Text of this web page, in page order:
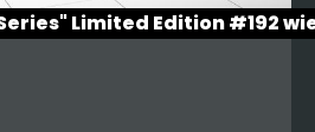
Limited Edition #192